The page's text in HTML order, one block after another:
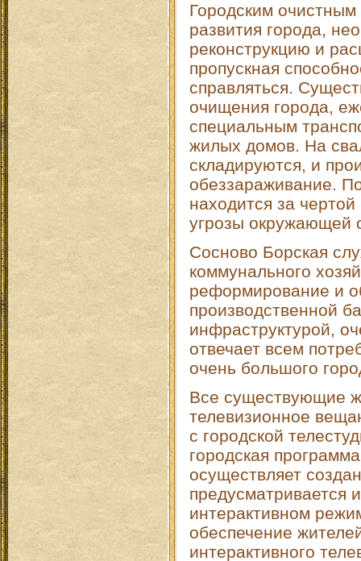
Городским
развития города,
реконструкцию и
пропускная
справляться.
очищения города,
специальным
жилых домов. На
складируются, и
обеззараживание.
находится за
угрозы окружающей
Сосново Борская
коммунального
реформирование и
производственной
инфраструктурой,
отвечает всем
очень большого
Все существующие
телевизионное
с городской
городская
осуществляет
предусматривается
интерактивном
обеспечение
интерактивного